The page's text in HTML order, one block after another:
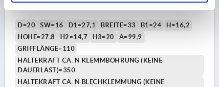
D=20 SW=16 D1=27,1 BREITE=33 B1=24
H=16,2
HÖHE=27,8
H2=14,7 H3=20
A=99,9
GRIFFLÄNGE=110
HALTEKRAFT CA. N KLEMMBOHRUNG (KEINE
DAUERLAST)=350
HALTEKRAFT CA. N BLECHKLEMMUNG (KEINE